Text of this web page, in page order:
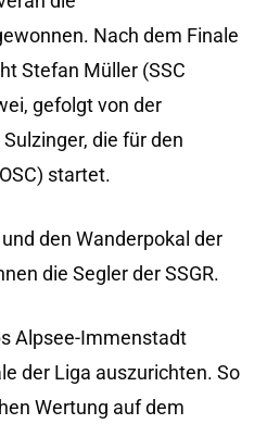
Nach dem Finale
Stefan Müller (SSC
gefolgt von der
die für den
startet.
den Wanderpokal der
die Segler der SSGR.
Alpsee-Immenstadt
der Liga auszurichten. So
Wertung auf dem